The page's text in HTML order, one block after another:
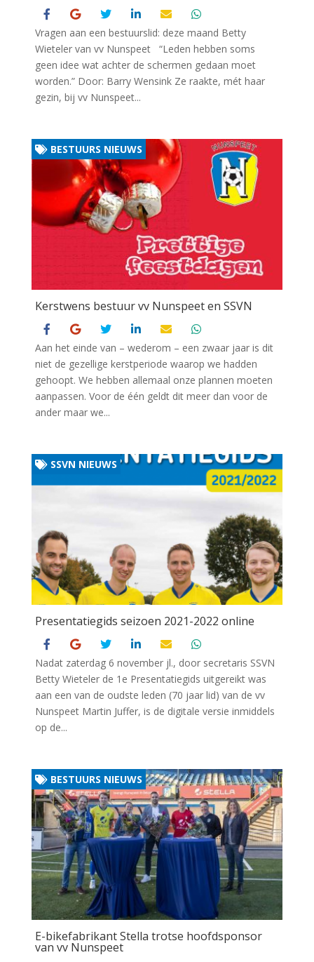
Vragen aan een bestuurslid: deze maand Betty
Wieteler van vv Nunspeet “Leden hebben soms
geen idee wat achter de schermen gedaan moet
worden.” Door: Barry Wensink Ze raakte, mét haar
gezin, bij vv Nunspeet...
Kerstwens bestuur vv Nunspeet en SSVN
BESTUURS NIEUWS
Aan het einde van – wederom – een zwaar jaar is dit
niet de gezellige kerstperiode waarop we hadden
gehoopt. We hebben allemaal onze plannen moeten
aanpassen. Voor de één geldt dit meer dan voor de
ander maar we...
Presentatiegids seizoen 2021-2022 online
SSVN NIEUWS
Nadat zaterdag 6 november jl., door secretaris SSVN
Betty Wieteler de 1e Presentatiegids uitgereikt was
aan een van de oudste leden (70 jaar lid) van de vv
Nunspeet Martin Juffer, is de digitale versie inmiddels
op de...
E-bikefabrikant Stella trotse hoofdsponsor
van vv Nunspeet
BESTUURS NIEUWS